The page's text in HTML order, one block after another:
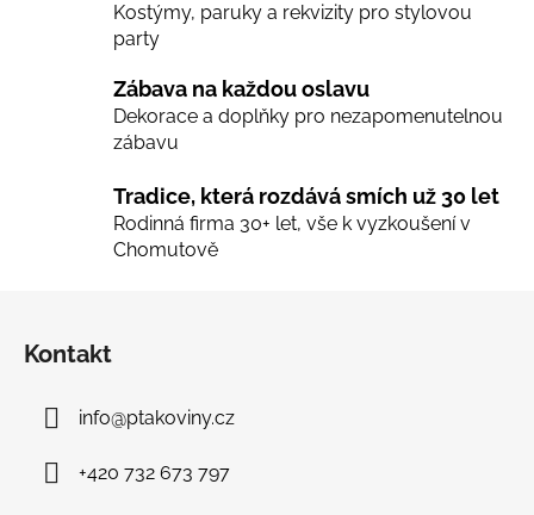
v
i
s
Kostýmy, paruky a rekvizity pro stylovou
party
Zábava na každou oslavu
Dekorace a doplňky pro nezapomenutelnou
zábavu
Tradice, která rozdává smích už 30 let
Rodinná firma 30+ let, vše k vyzkoušení v
Chomutově
Kontakt
info@ptakoviny.cz
+420 732 673 797